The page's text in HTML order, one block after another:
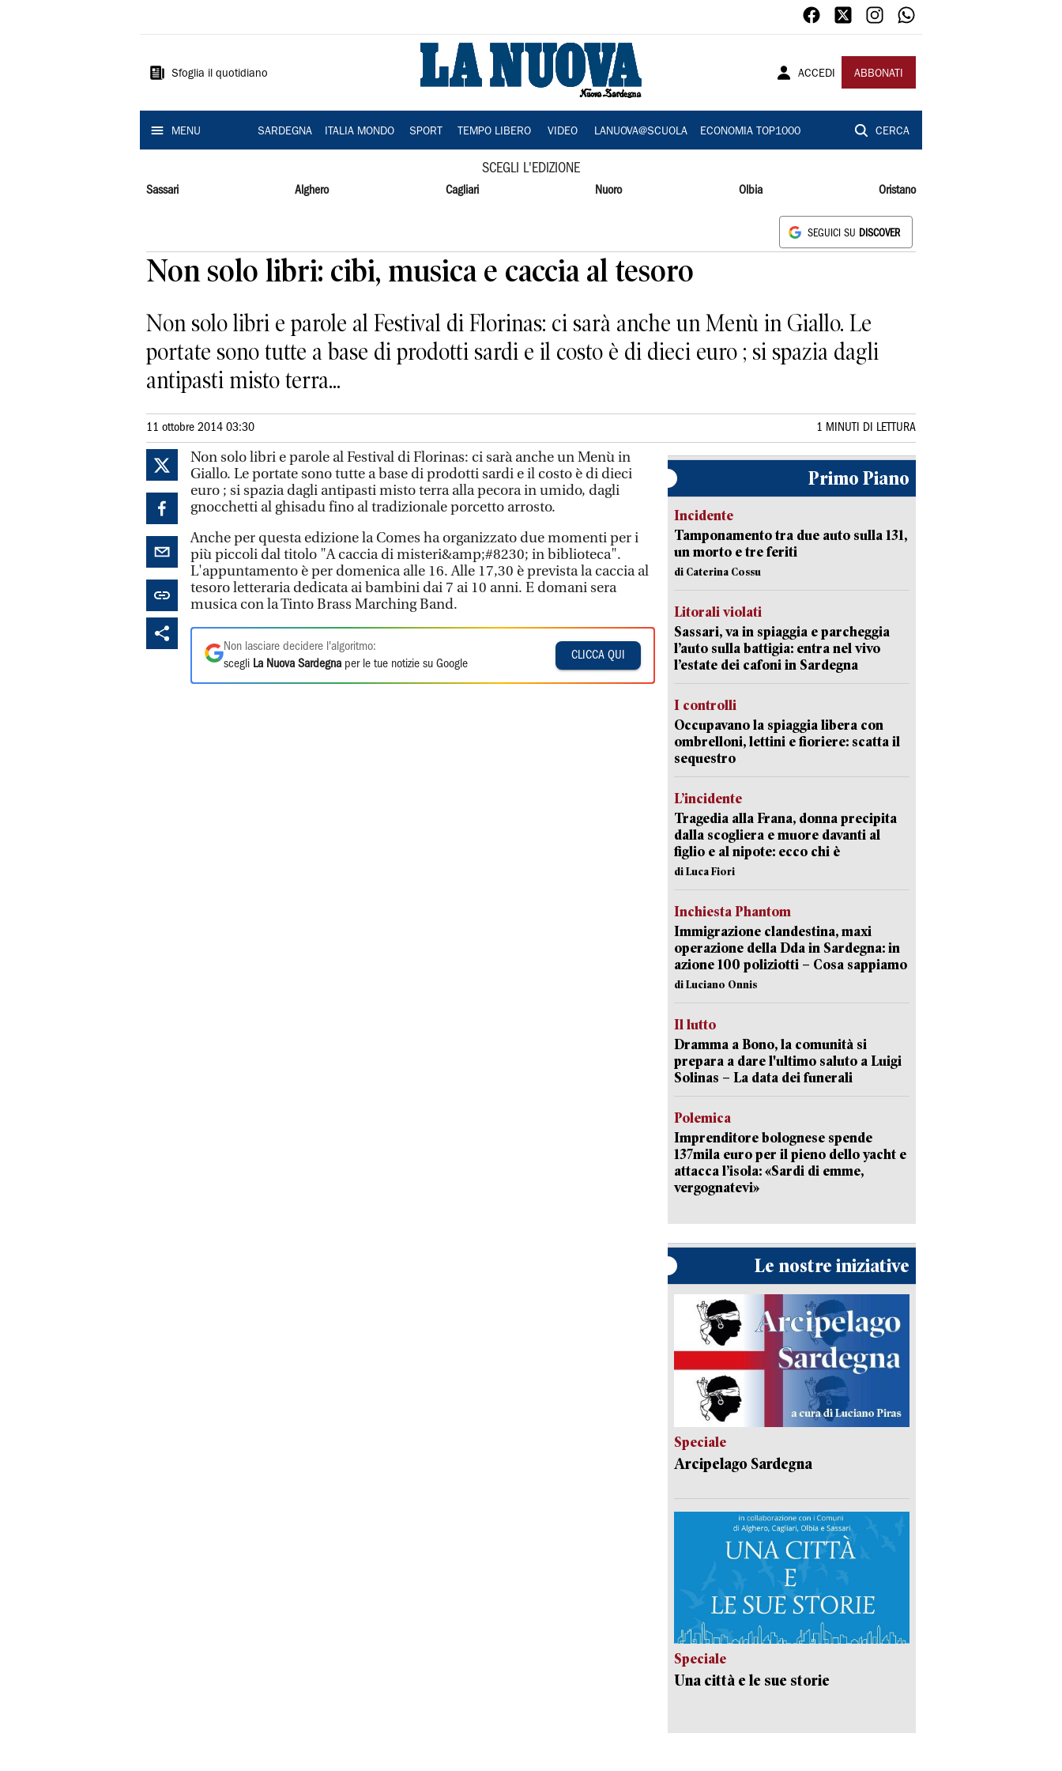
Sardegna
Sfoglia il quotidiano ACCEDI ABBONATI
MENU SARDEGNA ITALIA MONDO SPORT TEMPO LIBERO VIDEO LANUOVA@SCUOLA ECONOMIA TOP1000 CERCA
SCEGLI L'EDIZIONE
Sassari Alghero Cagliari Nuoro Olbia Oristano
SEGUICI SU DISCOVER
Non solo libri: cibi, musica e caccia al tesoro
Non solo libri e parole al Festival di Florinas: ci sarà anche un Menù in Giallo. Le
portate sono tutte a base di prodotti sardi e il costo è di dieci euro ; si spazia dagli
antipasti misto terra...
11 ottobre 2014 03:30 1 MINUTI DI LETTURA
Non solo libri e parole al Festival di Florinas: ci sarà anche un Menù in
Giallo. Le portate sono tutte a base di prodotti sardi e il costo è di dieci
euro ; si spazia dagli antipasti misto terra alla pecora in umido, dagli
gnocchetti al ghisadu fino al tradizionale porcetto arrosto.
Anche per questa edizione la Comes ha organizzato due momenti per i
più piccoli dal titolo "A caccia di misteri&amp;#8230; in biblioteca".
L'appuntamento è per domenica alle 16. Alle 17,30 è prevista la caccia al
tesoro letteraria dedicata ai bambini dai 7 ai 10 anni. E domani sera
musica con la Tinto Brass Marching Band.
Non lasciare decidere l'algoritmo:
scegli La Nuova Sardegna per le tue notizie su Google
CLICCA QUI
Primo Piano
Incidente
Tamponamento tra due auto sulla 131,
un morto e tre feriti
di Caterina Cossu
Litorali violati
Sassari, va in spiaggia e parcheggia
l’auto sulla battigia: entra nel vivo
l’estate dei cafoni in Sardegna
I controlli
Occupavano la spiaggia libera con
ombrelloni, lettini e fioriere: scatta il
sequestro
L’incidente
Tragedia alla Frana, donna precipita
dalla scogliera e muore davanti al
figlio e al nipote: ecco chi è
di Luca Fiori
Inchiesta Phantom
Immigrazione clandestina, maxi
operazione della Dda in Sardegna: in
azione 100 poliziotti – Cosa sappiamo
di Luciano Onnis
Il lutto
Dramma a Bono, la comunità si
prepara a dare l'ultimo saluto a Luigi
Solinas – La data dei funerali
Polemica
Imprenditore bolognese spende
137mila euro per il pieno dello yacht e
attacca l’isola: «Sardi di emme,
vergognatevi»
Le nostre iniziative
Speciale
Arcipelago Sardegna
Speciale
Una città e le sue storie